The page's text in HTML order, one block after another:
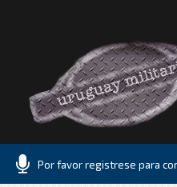
Por favor registrese para